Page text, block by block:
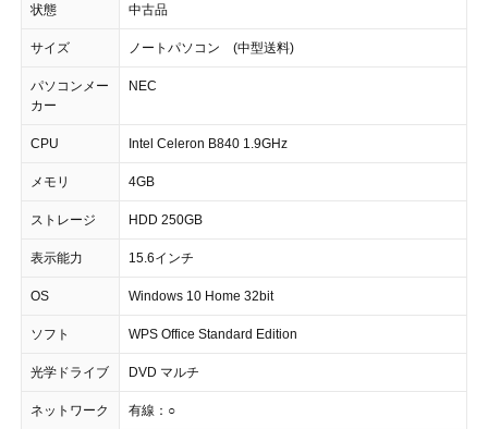
状態 中古品
サイズ ノートパソコン (中型送料)
パソコンメー
カー
NEC
CPU Intel Celeron B840 1.9GHz
メモリ 4GB
ストレージ HDD 250GB
表示能力 15.6インチ
OS Windows 10 Home 32bit
ソフト WPS Office Standard Edition
光学ドライブ DVD マルチ
ネットワーク 有線：○